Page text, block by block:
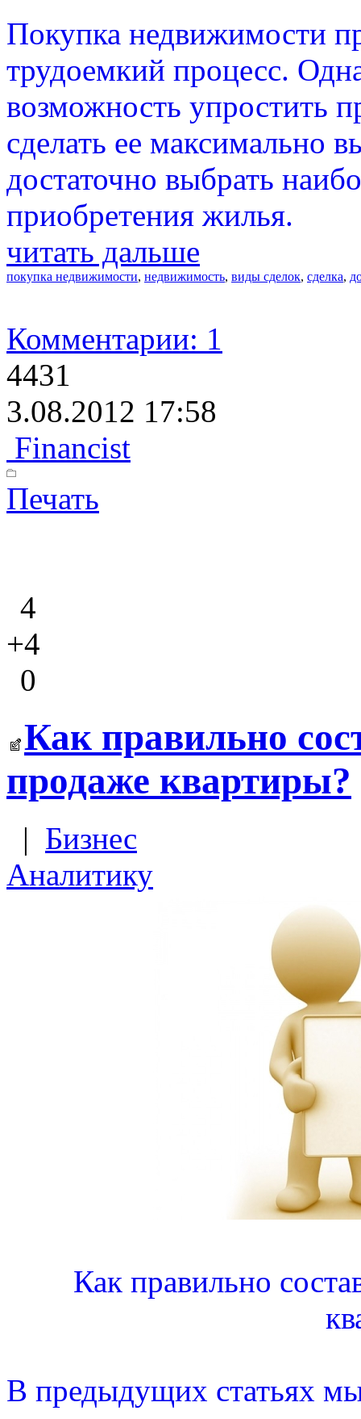
Покупка недвижимости
трудоемкий процесс.
возможность упростить
сделать ее максимально
достаточно выбрать
приобретения жилья.
читать дальше
покупка недвижимости, недвижимость, виды сделок, сделка,
Комментарии: 1
4431
3.08.2012 17:58
Financist
Печать
4
+4
0
Как правильно
продаже квартиры?
| Бизнес
Аналитику
Как правильно
В предыдущих статьях